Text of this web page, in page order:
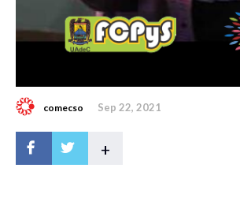
comecso Sep 22, 2021
+